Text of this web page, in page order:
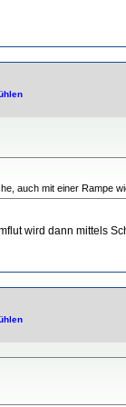
auch mit einer
wird dann mittels